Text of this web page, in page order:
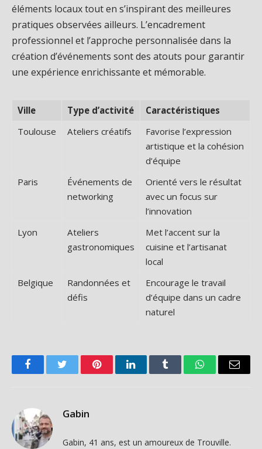
éléments locaux tout en s’inspirant des meilleures
pratiques observées ailleurs. L’encadrement
professionnel et l’approche personnalisée dans la
création d’événements sont des atouts pour garantir
une expérience enrichissante et mémorable.
Ville Type d’activité
Caractéristiques
Toulouse
Ateliers créatifs
Favorise l’expression
artistique et la cohésion
d’équipe
Paris
Événements de
networking
Orienté vers le résultat
avec un focus sur
l’innovation
Lyon
Ateliers
gastronomiques
Met l’accent sur la
cuisine et l’artisanat
local
Belgique
Randonnées et
défis
Encourage le travail
d’équipe dans un cadre
naturel
FacebookTwitter PinterestLinkedInTumblr WhatsAppEmail
Gabin
Gabin, 41 ans, est un amoureux de Trouville.